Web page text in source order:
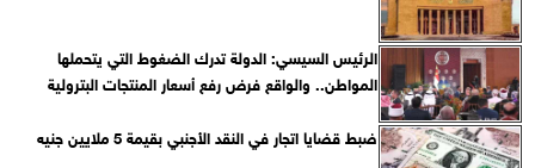
الرئيس السيسي: الدولة تدرك الضغوط التي يتحملها
المواطن.. والواقع فرض رفع أسعار المنتجات البترولية
ضبط قضايا اتجار في النقد الأجنبي بقيمة 5 ملايين جنيه